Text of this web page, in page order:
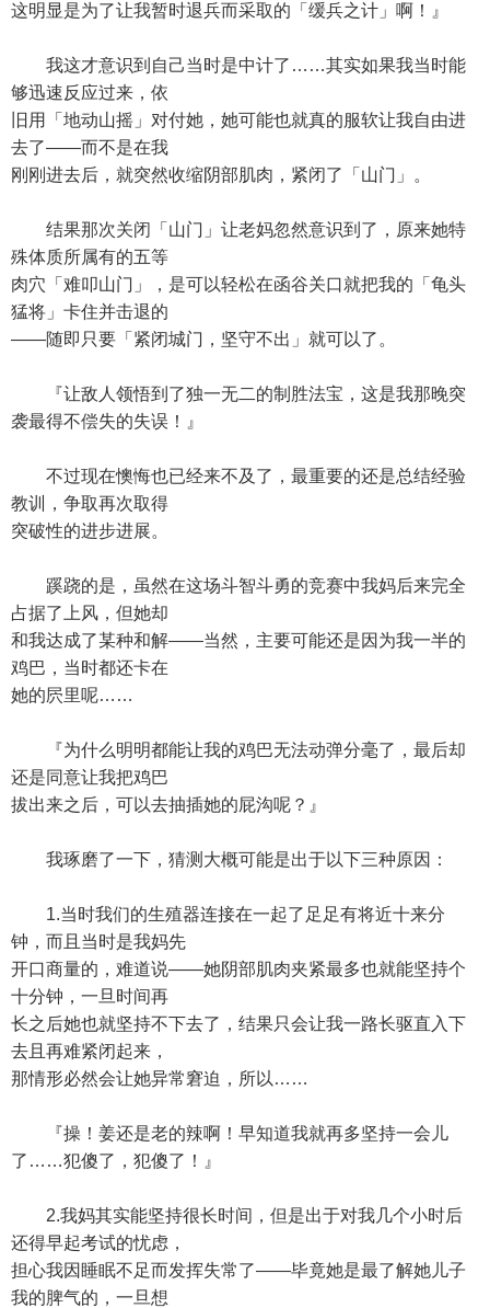
这明显是为了让我暂时退兵而采取的「缓兵之计」啊！』
我这才意识到自己当时是中计了……其实如果我当时能
够迅速反应过来，依
旧用「地动山摇」对付她，她可能也就真的服软让我自由进
去了——而不是在我
刚刚进去后，就突然收缩阴部肌肉，紧闭了「山门」。
结果那次关闭「山门」让老妈忽然意识到了，原来她特
殊体质所属有的五等
肉穴「难叩山门」，是可以轻松在函谷关口就把我的「龟头
猛将」卡住并击退的
——随即只要「紧闭城门，坚守不出」就可以了。
『让敌人领悟到了独一无二的制胜法宝，这是我那晚突
袭最得不偿失的失误！』
不过现在懊悔也已经来不及了，最重要的还是总结经验
教训，争取再次取得
突破性的进步进展。
蹊跷的是，虽然在这场斗智斗勇的竞赛中我妈后来完全
占据了上风，但她却
和我达成了某种和解——当然，主要可能还是因为我一半的
鸡巴，当时都还卡在
她的屄里呢……
『为什么明明都能让我的鸡巴无法动弹分毫了，最后却
还是同意让我把鸡巴
拔出来之后，可以去抽插她的屁沟呢？』
我琢磨了一下，猜测大概可能是出于以下三种原因：
1.当时我们的生殖器连接在一起了足足有将近十来分
钟，而且当时是我妈先
开口商量的，难道说——她阴部肌肉夹紧最多也就能坚持个
十分钟，一旦时间再
长之后她也就坚持不下去了，结果只会让我一路长驱直入下
去且再难紧闭起来，
那情形必然会让她异常窘迫，所以……
『操！姜还是老的辣啊！早知道我就再多坚持一会儿
了……犯傻了，犯傻了！』
2.我妈其实能坚持很长时间，但是出于对我几个小时后
还得早起考试的忧虑，
担心我因睡眠不足而发挥失常了——毕竟她是最了解她儿子
我的脾气的，一旦想